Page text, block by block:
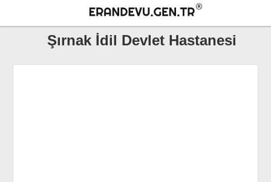
Şırnak İdil Devlet Hastanesi